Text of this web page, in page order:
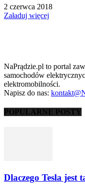
2 czerwca 2018
Załaduj więcej
NaPrądzie.pl to portal
samochodów
elektromobilności.
Napisz do nas:
POPULARNE POSTY
Dlaczego Tesla jest